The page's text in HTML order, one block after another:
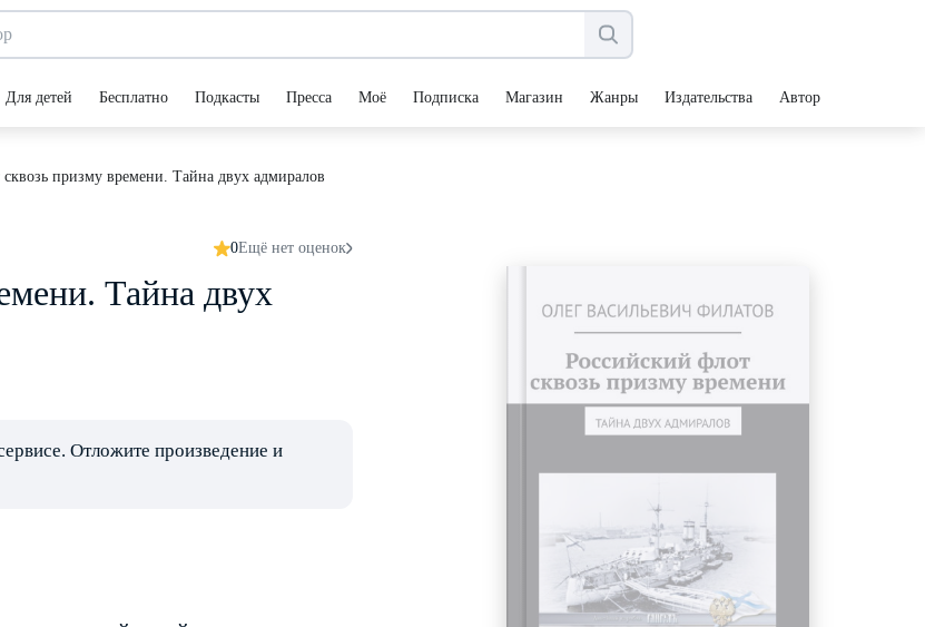
Для детей Бесплатно Подкасты Пресса Моё Подписка Магазин Жанры Издательства Авторы
призму времени. Тайна двух адмиралов
0Ещё нет оценок
Тайна двух
Отложите произведение и